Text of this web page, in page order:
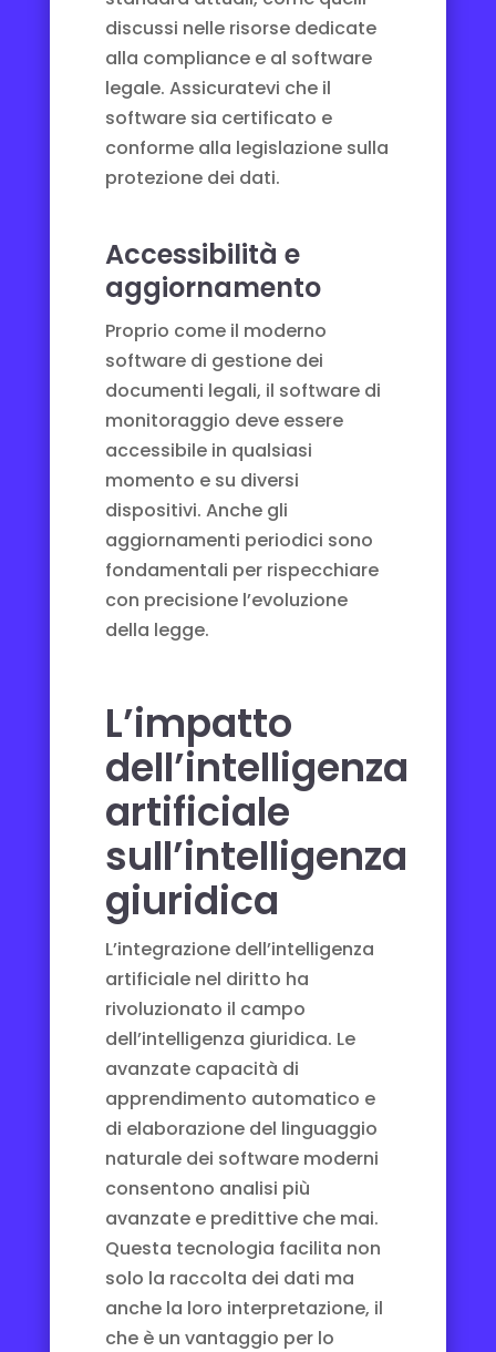
discussi nelle risorse dedicate
alla compliance e al software
legale. Assicuratevi che il
software sia certificato e
conforme alla legislazione sulla
protezione dei dati.
Accessibilità e
aggiornamento
Proprio come il moderno
software di gestione dei
documenti legali, il software di
monitoraggio deve essere
accessibile in qualsiasi
momento e su diversi
dispositivi. Anche gli
aggiornamenti periodici sono
fondamentali per rispecchiare
con precisione l’evoluzione
della legge.
L’impatto
dell’intelligenza
artificiale
sull’intelligenza
giuridica
L’integrazione dell’intelligenza
artificiale nel diritto ha
rivoluzionato il campo
dell’intelligenza giuridica. Le
avanzate capacità di
apprendimento automatico e
di elaborazione del linguaggio
naturale dei software moderni
consentono analisi più
avanzate e predittive che mai.
Questa tecnologia facilita non
solo la raccolta dei dati ma
anche la loro interpretazione, il
che è un vantaggio per lo